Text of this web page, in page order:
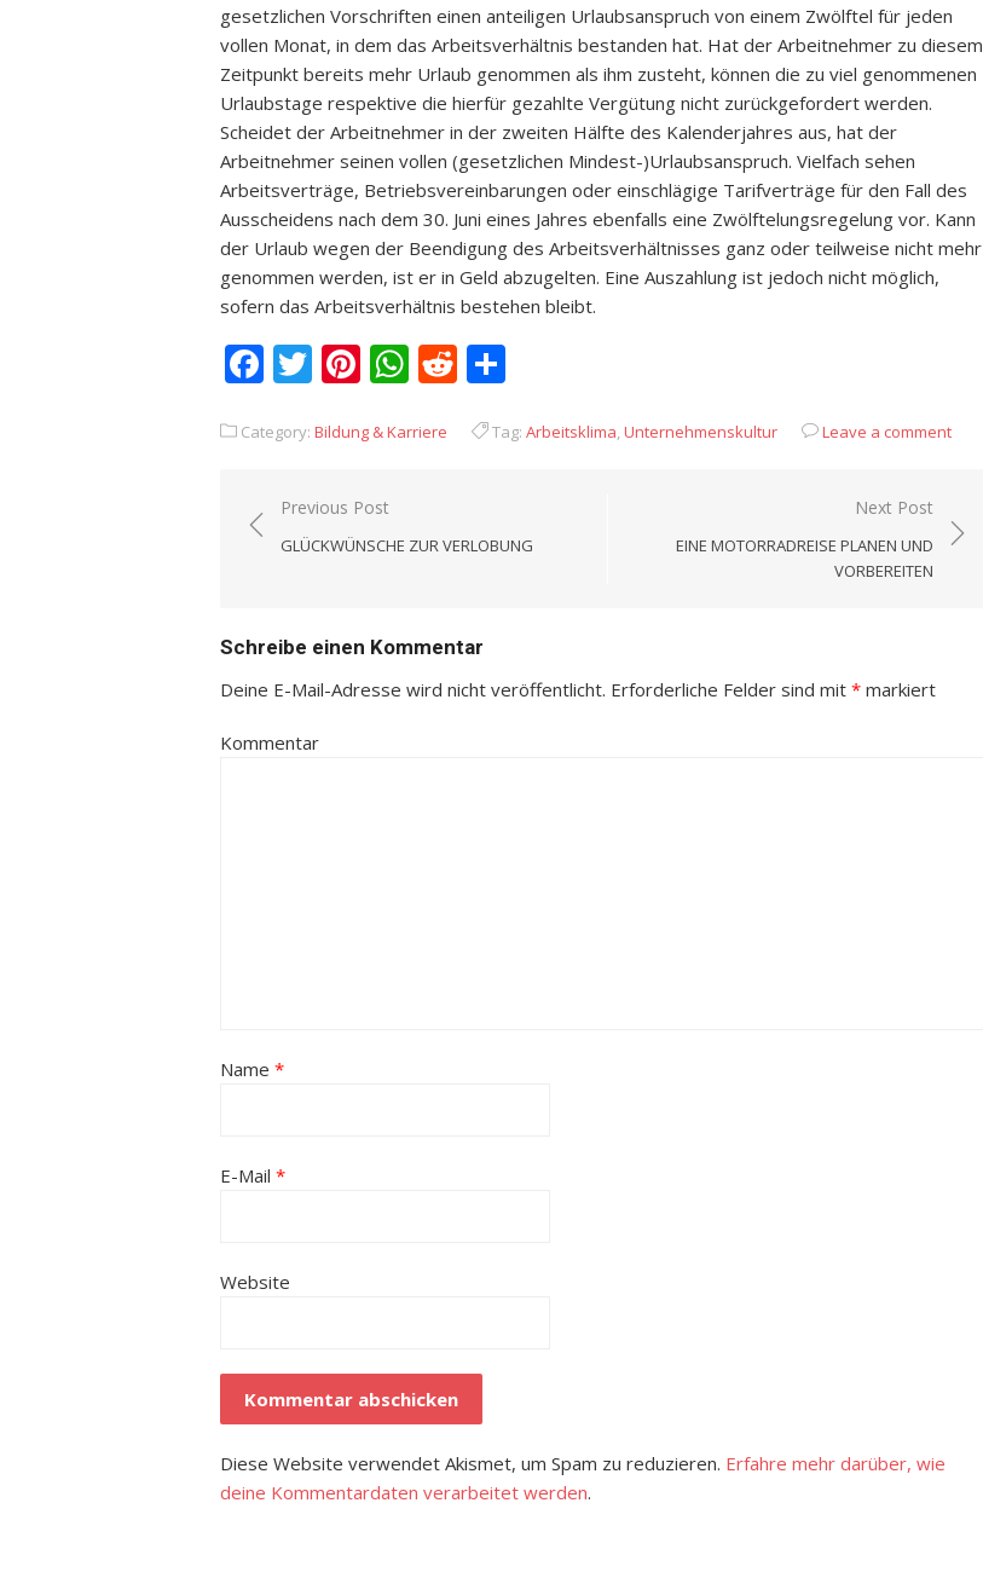
gesetzlichen Vorschriften einen anteiligen Urlaubsanspruch von einem Zwölftel für jeden
vollen Monat, in dem das Arbeitsverhältnis bestanden hat. Hat der Arbeitnehmer zu diesem
Zeitpunkt bereits mehr Urlaub genommen als ihm zusteht, können die zu viel genommenen
Urlaubstage respektive die hierfür gezahlte Vergütung nicht zurückgefordert werden.
Scheidet der Arbeitnehmer in der zweiten Hälfte des Kalenderjahres aus, hat der
Arbeitnehmer seinen vollen (gesetzlichen Mindest-)Urlaubsanspruch. Vielfach sehen
Arbeitsverträge, Betriebsvereinbarungen oder einschlägige Tarifverträge für den Fall des
Ausscheidens nach dem 30. Juni eines Jahres ebenfalls eine Zwölftelungsregelung vor. Kann
der Urlaub wegen der Beendigung des Arbeitsverhältnisses ganz oder teilweise nicht mehr
genommen werden, ist er in Geld abzugelten. Eine Auszahlung ist jedoch nicht möglich,
sofern das Arbeitsverhältnis bestehen bleibt.
Facebook
Twitter
Pinterest
WhatsApp
Reddit
Category: Bildung & Karriere Tag: Arbeitsklima,Unternehmenskultur Leave a comment
Beitrags-
Previous Post
GLÜCKWÜNSCHE ZUR VERLOBUNG
Next Post
EINE MOTORRADREISE PLANEN UND
VORBEREITEN
Schreibe einen Kommentar
Deine E-Mail-Adresse wird nicht veröffentlicht. Erforderliche Felder sind mit * markiert
Kommentar
Name *
E-Mail *
Website
Diese Website verwendet Akismet, um Spam zu reduzieren. Erfahre mehr darüber, wie
deine Kommentardaten verarbeitet werden.